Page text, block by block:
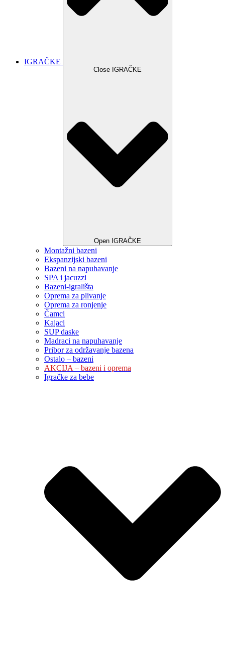
IGRAČKE
Close IGRAČKE
Open IGRAČKE
Montažni bazeni
Ekspanzijski bazeni
Bazeni na napuhavanje
SPA i jacuzzi
Bazeni-igrališta
Oprema za plivanje
Oprema za ronjenje
Čamci
Kajaci
SUP daske
Madraci na napuhavanje
Pribor za održavanje bazena
Ostalo – bazeni
AKCIJA – bazeni i oprema
Igračke za bebe